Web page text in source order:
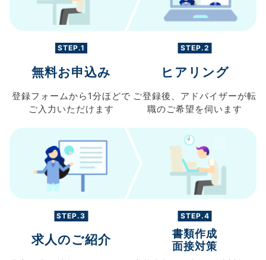
STEP.1
無料お申込み
登録フォームから 1分ほどで
ご入力 いただけます
STEP.2
ヒアリング
ご登録後、 アドバイザーが転
職のご希望を伺います
STEP.3
求人のご紹介
STEP.4
書類作成
面接対策